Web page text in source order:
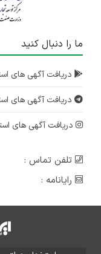
ما را دنبال کنید
دریافت آگهی های
دریافت آگهی های
دریافت آگهی های
تلفن تماس :
رایانامه :